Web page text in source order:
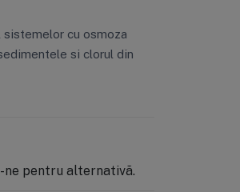
cu osmoza
si clorul din
pentru alternativă.